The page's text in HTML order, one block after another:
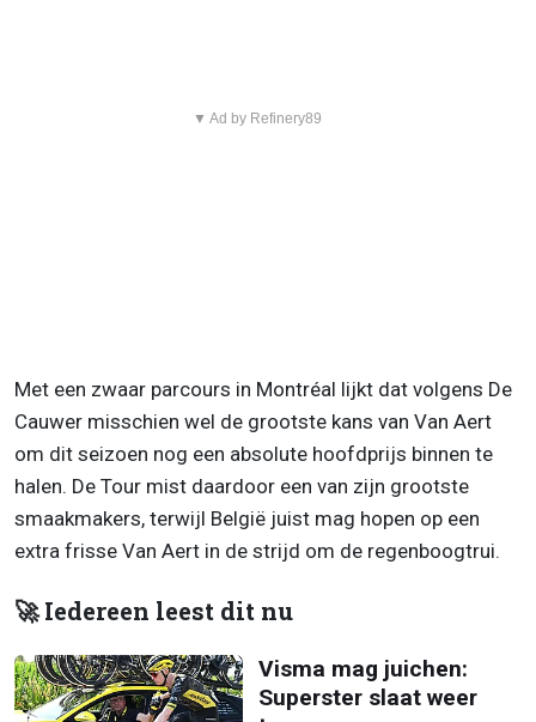
▼ Ad by Refinery89
Met een zwaar parcours in Montréal lijkt dat volgens De
Cauwer misschien wel de grootste kans van Van Aert
om dit seizoen nog een absolute hoofdprijs binnen te
halen. De Tour mist daardoor een van zijn grootste
smaakmakers, terwijl België juist mag hopen op een
extra frisse Van Aert in de strijd om de regenboogtrui.
🚀 Iedereen leest dit nu
Visma mag juichen:
Superster slaat weer